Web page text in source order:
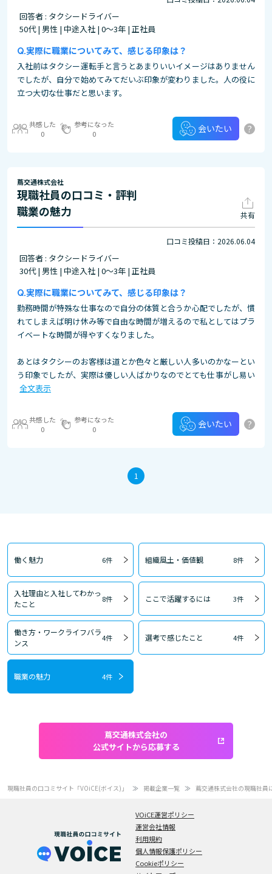
回答者 : タクシードライバー
50代 | 男性 | 中途入社 | 0～3年 | 正社員
実際に職業についてみて、感じる印象は？
入社前はタクシー運転手と言うとあまりいいイメージはありません
でしたが、自分で始めてみてだいぶ印象が変わりました。人の役に
立つ大切な仕事だと思います。
共感した
0
参考になった
0
会いたい ?
蔦交通株式会社
現職社員の口コミ・評判
職業の魅力
共有
口コミ投稿日：2026.06.04
回答者 : タクシードライバー
30代 | 男性 | 中途入社 | 0～3年 | 正社員
実際に職業についてみて、感じる印象は？
勤務時間が特殊な仕事なので自分の体質と合うか心配でしたが、慣
れてしまえば明け休み等で自由な時間が増えるので私としてはプラ
イベートな時間が得やすくなりました。
あとはタクシーのお客様は道とか色々と厳しい人多いのかなーとい
う印象でしたが、実際は優しい人ばかりなのでとても仕事がし易い
全文表示
共感した
0
参考になった
0
会いたい ?
1
働く魅力 6件 組織風土・価値観 8件
入社理由と入社してわかっ
たこと
8件 ここで活躍するには 3件
働き方・ワークライフバラ
ンス
4件 選考で感じたこと 4件
職業の魅力 4件
蔦交通株式会社の
公式サイトから応募する
現職社員の口コミサイト「VOiCE(ボイス)」 掲載企業一覧 蔦交通株式会社の現職社員
VOiCE運営ポリシー
運営会社情報
利用規約
個人情報保護ポリシー
Cookieポリシー